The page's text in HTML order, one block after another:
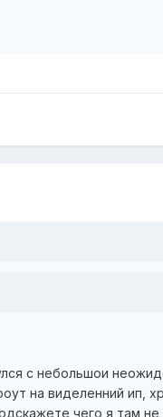
с небольшои
на виделенний ип,
чего я там